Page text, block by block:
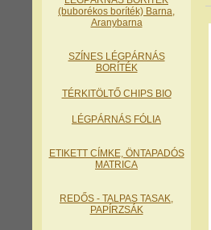
(buborékos boríték) Barna,
Aranybarna
SZÍNES LÉGPÁRNÁS
BORÍTÉK
TÉRKITÖLTŐ CHIPS BIO
LÉGPÁRNÁS FÓLIA
ETIKETT CÍMKE, ÖNTAPADÓS
MATRICA
REDŐS - TALPAS TASAK,
PAPÍRZSÁK